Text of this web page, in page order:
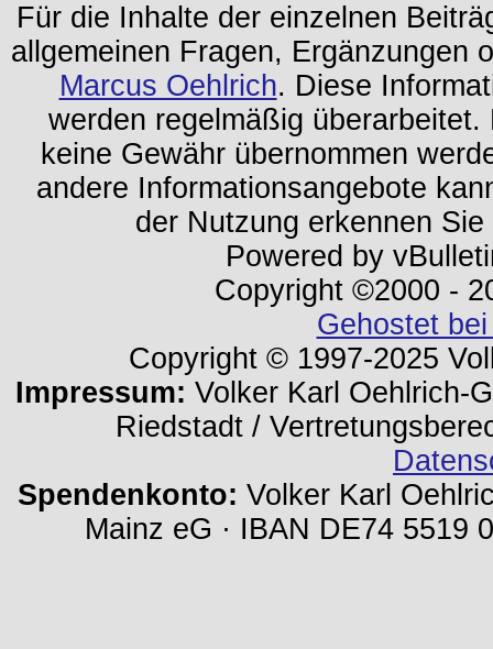
Für die Inhalte der einzelnen
allgemeinen Fragen, Ergänzungen
Marcus Oehlrich. Diese
werden regelmäßig
keine Gewähr übernommen
andere Informationsangebote
der Nutzung erkennen
Powered by
Copyright ©2000 -
Gehostet
Copyright © 1997-2025
Impressum: Volker Karl Oehlrich-
Riedstadt /
Spendenkonto: Volker Karl
Mainz eG · IBAN DE74 5519